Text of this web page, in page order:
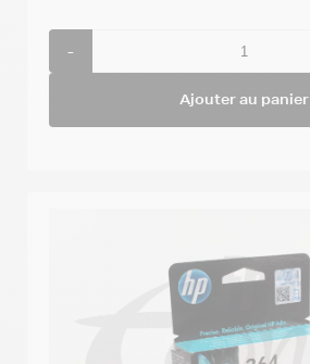
-
Ajouter au panier